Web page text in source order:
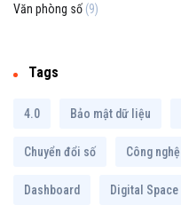
Văn phòng số (9)
Tags
4.0 Bảo mật dữ liệu
Chuyển đổi số Công nghệ
Dashboard Digital Space